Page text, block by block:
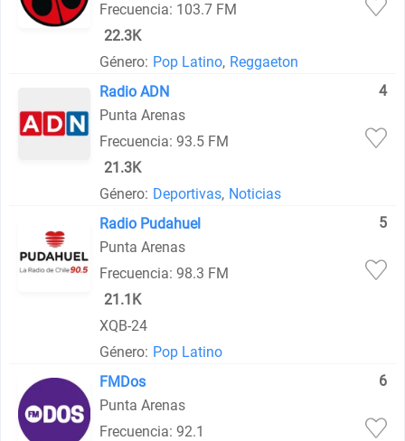
Frecuencia: 103.7 FM
22.3K
Género: Pop Latino, Reggaeton
Radio ADN
4
Punta Arenas
Frecuencia: 93.5 FM
21.3K
Género: Deportivas, Noticias
Radio Pudahuel
5
Punta Arenas
Frecuencia: 98.3 FM
21.1K
XQB-24
Género: Pop Latino
FMDos
6
Punta Arenas
Frecuencia: 92.1